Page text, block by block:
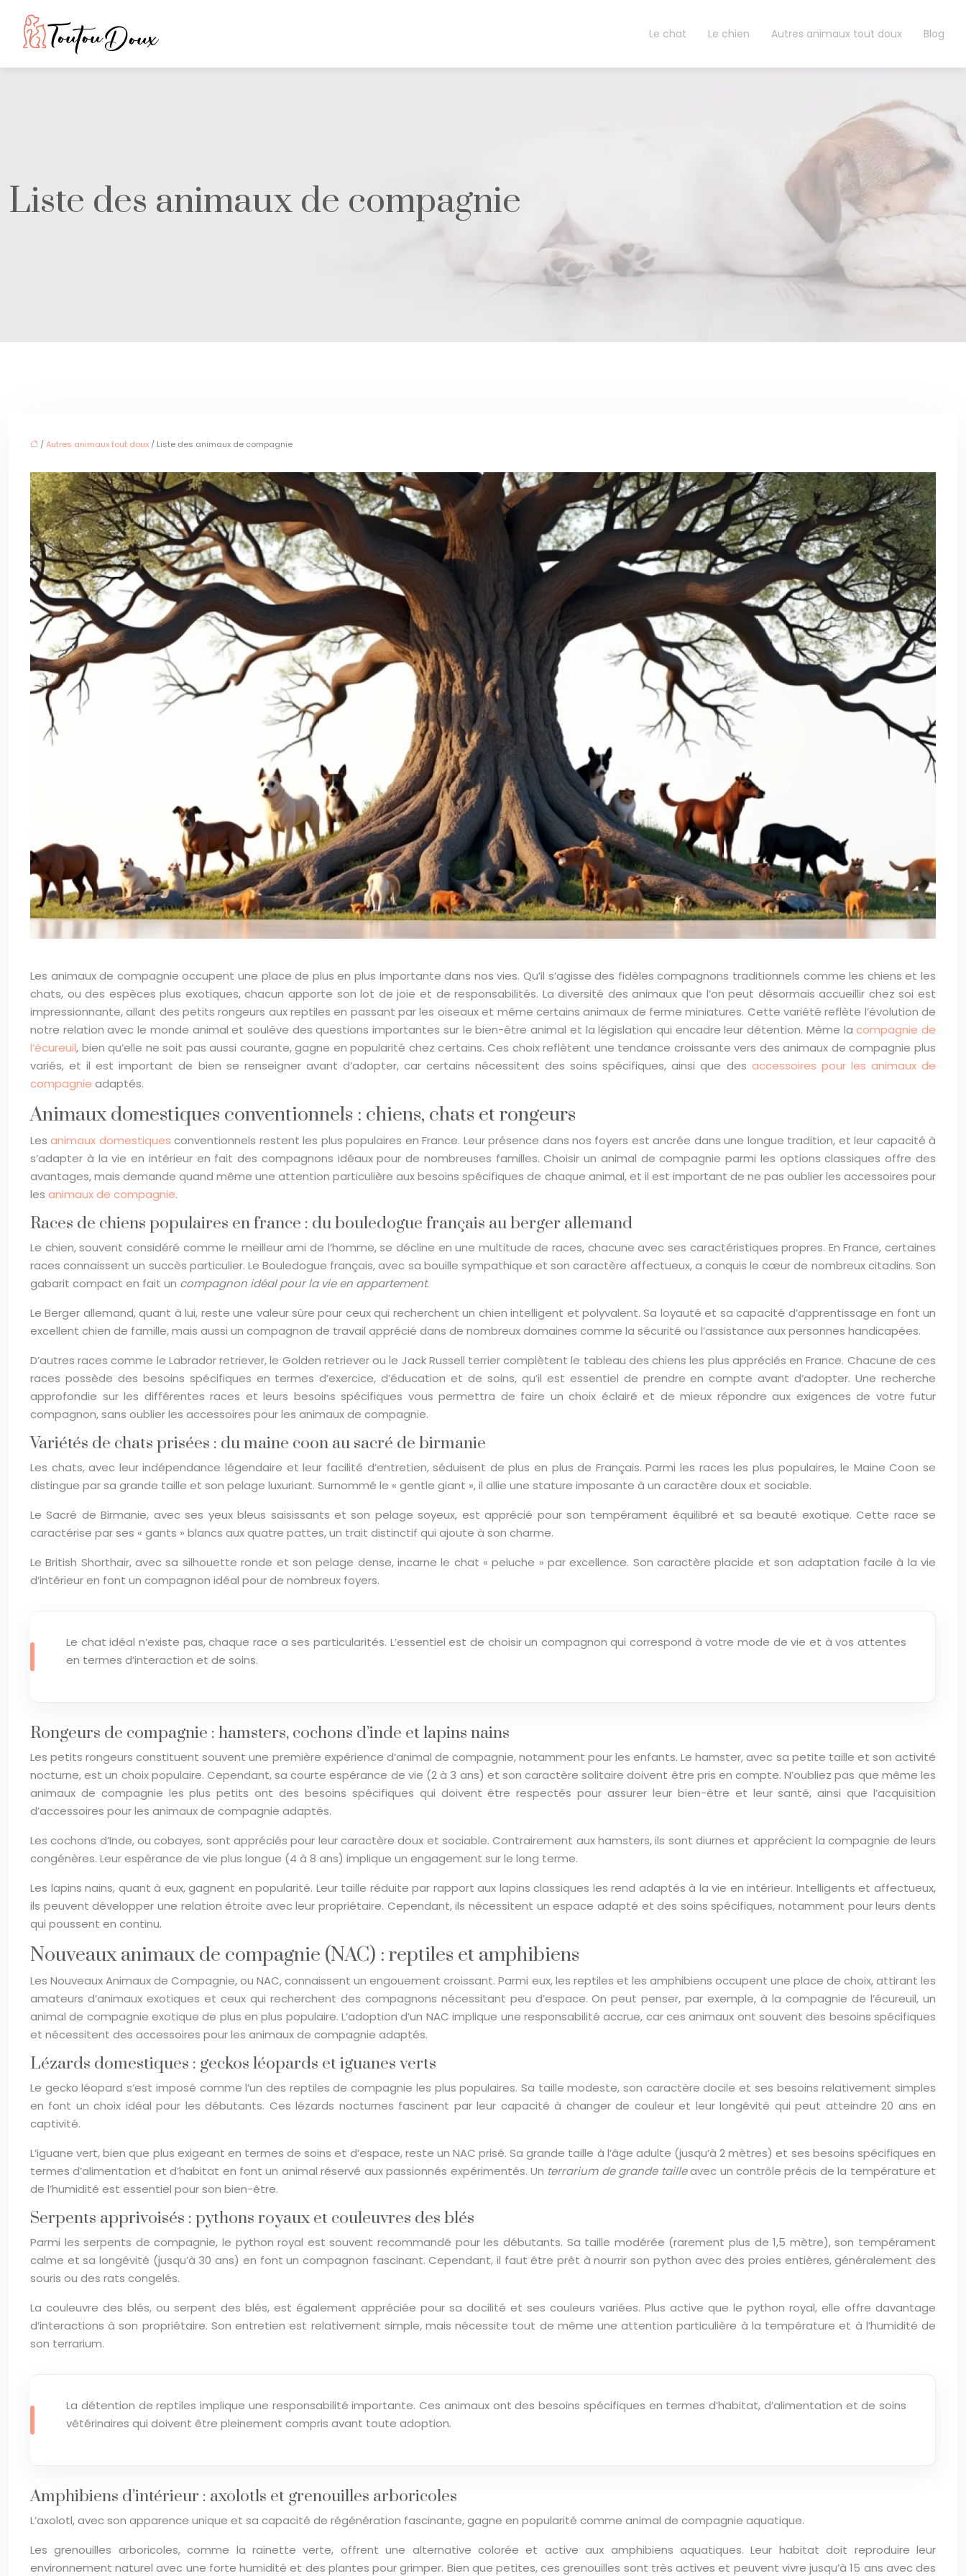
Le chat Le chien Autres animaux tout doux Blog
Liste des animaux de compagnie
/Autres animaux tout doux / Liste des animaux de compagnie
Les animaux de compagnie occupent une place de plus en plus importante dans nos vies. Qu’il s’agisse des fidèles compagnons traditionnels comme les chiens et les
chats, ou des espèces plus exotiques, chacun apporte son lot de joie et de responsabilités. La diversité des animaux que l’on peut désormais accueillir chez soi est
impressionnante, allant des petits rongeurs aux reptiles en passant par les oiseaux et même certains animaux de ferme miniatures. Cette variété reflète l’évolution de
notre relation avec le monde animal et soulève des questions importantes sur le bien-être animal et la législation qui encadre leur détention. Même lacompagnie de
l’écureuil, bien qu’elle ne soit pas aussi courante, gagne en popularité chez certains. Ces choix reflètent une tendance croissante vers des animaux de compagnie plus
variés, et il est important de bien se renseigner avant d’adopter, car certains nécessitent des soins spécifiques, ainsi que des accessoires pour les animaux de
compagnie adaptés.
Animaux domestiques conventionnels : chiens, chats et rongeurs
Lesanimaux domestiques conventionnels restent les plus populaires en France. Leur présence dans nos foyers est ancrée dans une longue tradition, et leur capacité à
s’adapter à la vie en intérieur en fait des compagnons idéaux pour de nombreuses familles. Choisir un animal de compagnie parmi les options classiques offre des
avantages, mais demande quand même une attention particulière aux besoins spécifiques de chaque animal, et il est important de ne pas oublier les accessoires pour
les animaux de compagnie.
Races de chiens populaires en france : du bouledogue français au berger allemand
Le chien, souvent considéré comme le meilleur ami de l’homme, se décline en une multitude de races, chacune avec ses caractéristiques propres. En France, certaines
races connaissent un succès particulier. Le Bouledogue français, avec sa bouille sympathique et son caractère affectueux, a conquis le cœur de nombreux citadins. Son
gabarit compact en fait un compagnon idéal pour la vie en appartement.
Le Berger allemand, quant à lui, reste une valeur sûre pour ceux qui recherchent un chien intelligent et polyvalent. Sa loyauté et sa capacité d’apprentissage en font un
excellent chien de famille, mais aussi un compagnon de travail apprécié dans de nombreux domaines comme la sécurité ou l’assistance aux personnes handicapées.
D’autres races comme le Labrador retriever, le Golden retriever ou le Jack Russell terrier complètent le tableau des chiens les plus appréciés en France. Chacune de ces
races possède des besoins spécifiques en termes d’exercice, d’éducation et de soins, qu’il est essentiel de prendre en compte avant d’adopter. Une recherche
approfondie sur les différentes races et leurs besoins spécifiques vous permettra de faire un choix éclairé et de mieux répondre aux exigences de votre futur
compagnon, sans oublier les accessoires pour les animaux de compagnie.
Variétés de chats prisées : du maine coon au sacré de birmanie
Les chats, avec leur indépendance légendaire et leur facilité d’entretien, séduisent de plus en plus de Français. Parmi les races les plus populaires, le Maine Coon se
distingue par sa grande taille et son pelage luxuriant. Surnommé le « gentle giant », il allie une stature imposante à un caractère doux et sociable.
Le Sacré de Birmanie, avec ses yeux bleus saisissants et son pelage soyeux, est apprécié pour son tempérament équilibré et sa beauté exotique. Cette race se
caractérise par ses « gants » blancs aux quatre pattes, un trait distinctif qui ajoute à son charme.
Le British Shorthair, avec sa silhouette ronde et son pelage dense, incarne le chat « peluche » par excellence. Son caractère placide et son adaptation facile à la vie
d’intérieur en font un compagnon idéal pour de nombreux foyers.
Le chat idéal n’existe pas, chaque race a ses particularités. L’essentiel est de choisir un compagnon qui correspond à votre mode de vie et à vos attentes
en termes d’interaction et de soins.
Rongeurs de compagnie : hamsters, cochons d’inde et lapins nains
Les petits rongeurs constituent souvent une première expérience d’animal de compagnie, notamment pour les enfants. Le hamster, avec sa petite taille et son activité
nocturne, est un choix populaire. Cependant, sa courte espérance de vie (2 à 3 ans) et son caractère solitaire doivent être pris en compte. N’oubliez pas que même les
animaux de compagnie les plus petits ont des besoins spécifiques qui doivent être respectés pour assurer leur bien-être et leur santé, ainsi que l’acquisition
d’accessoires pour les animaux de compagnie adaptés.
Les cochons d’Inde, ou cobayes, sont appréciés pour leur caractère doux et sociable. Contrairement aux hamsters, ils sont diurnes et apprécient la compagnie de leurs
congénères. Leur espérance de vie plus longue (4 à 8 ans) implique un engagement sur le long terme.
Les lapins nains, quant à eux, gagnent en popularité. Leur taille réduite par rapport aux lapins classiques les rend adaptés à la vie en intérieur. Intelligents et affectueux,
ils peuvent développer une relation étroite avec leur propriétaire. Cependant, ils nécessitent un espace adapté et des soins spécifiques, notamment pour leurs dents
qui poussent en continu.
Nouveaux animaux de compagnie (NAC) : reptiles et amphibiens
Les Nouveaux Animaux de Compagnie, ou NAC, connaissent un engouement croissant. Parmi eux, les reptiles et les amphibiens occupent une place de choix, attirant les
amateurs d’animaux exotiques et ceux qui recherchent des compagnons nécessitant peu d’espace. On peut penser, par exemple, à la compagnie de l’écureuil, un
animal de compagnie exotique de plus en plus populaire. L’adoption d’un NAC implique une responsabilité accrue, car ces animaux ont souvent des besoins spécifiques
et nécessitent des accessoires pour les animaux de compagnie adaptés.
Lézards domestiques : geckos léopards et iguanes verts
Le gecko léopard s’est imposé comme l’un des reptiles de compagnie les plus populaires. Sa taille modeste, son caractère docile et ses besoins relativement simples
en font un choix idéal pour les débutants. Ces lézards nocturnes fascinent par leur capacité à changer de couleur et leur longévité qui peut atteindre 20 ans en
captivité.
L’iguane vert, bien que plus exigeant en termes de soins et d’espace, reste un NAC prisé. Sa grande taille à l’âge adulte (jusqu’à 2 mètres) et ses besoins spécifiques en
termes d’alimentation et d’habitat en font un animal réservé aux passionnés expérimentés. Un terrarium de grande tailleavec un contrôle précis de la température et
de l’humidité est essentiel pour son bien-être.
Serpents apprivoisés : pythons royaux et couleuvres des blés
Parmi les serpents de compagnie, le python royal est souvent recommandé pour les débutants. Sa taille modérée (rarement plus de 1,5 mètre), son tempérament
calme et sa longévité (jusqu’à 30 ans) en font un compagnon fascinant. Cependant, il faut être prêt à nourrir son python avec des proies entières, généralement des
souris ou des rats congelés.
La couleuvre des blés, ou serpent des blés, est également appréciée pour sa docilité et ses couleurs variées. Plus active que le python royal, elle offre davantage
d’interactions à son propriétaire. Son entretien est relativement simple, mais nécessite tout de même une attention particulière à la température et à l’humidité de
son terrarium.
La détention de reptiles implique une responsabilité importante. Ces animaux ont des besoins spécifiques en termes d’habitat, d’alimentation et de soins
vétérinaires qui doivent être pleinement compris avant toute adoption.
Amphibiens d’intérieur : axolotls et grenouilles arboricoles
L’axolotl, avec son apparence unique et sa capacité de régénération fascinante, gagne en popularité comme animal de compagnie aquatique.
Les grenouilles arboricoles, comme la rainette verte, offrent une alternative colorée et active aux amphibiens aquatiques. Leur habitat doit reproduire leur
environnement naturel avec une forte humidité et des plantes pour grimper. Bien que petites, ces grenouilles sont très actives et peuvent vivre jusqu’à 15 ans avec des